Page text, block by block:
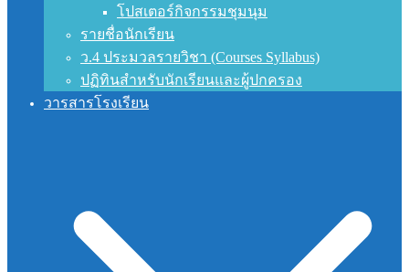
โปสเตอร์กิจกรรมชุมนุม
รายชื่อนักเรียน
ว.4 ประมวลรายวิชา (Courses Syllabus)
ปฏิทินสำหรับนักเรียนและผู้ปกครอง
วารสารโรงเรียน